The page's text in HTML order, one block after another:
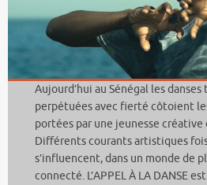
Aujourd’hui au Sénégal les
perpétuées avec fierté côtoient
portées par une jeunesse
Différents courants artistiques
s’influencent, dans un monde de
connecté. L’APPEL À LA DANSE